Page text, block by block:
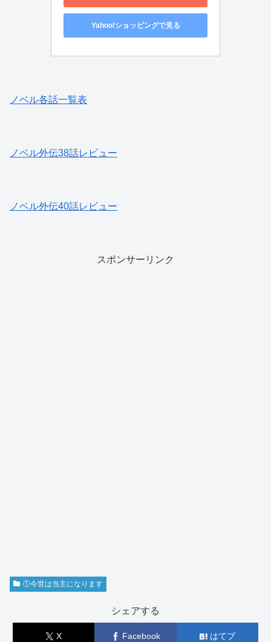
Yahoo!ショッピングで見る
ノベル各話一覧表
ノベル外伝38話レビュー
ノベル外伝40話レビュー
スポンサーリンク
①今世は当主になります
シェアする
X Facebook はてブ